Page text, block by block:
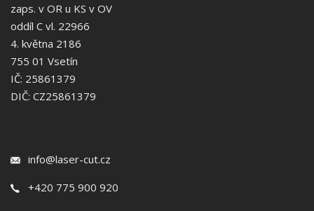
zaps. v OR u KS v OV
oddíl C vl. 22966
4. května 2186
755 01 Vsetín
IČ: 25861379
DIČ: CZ25861379
info@laser-cut.cz
+420 775 900 920